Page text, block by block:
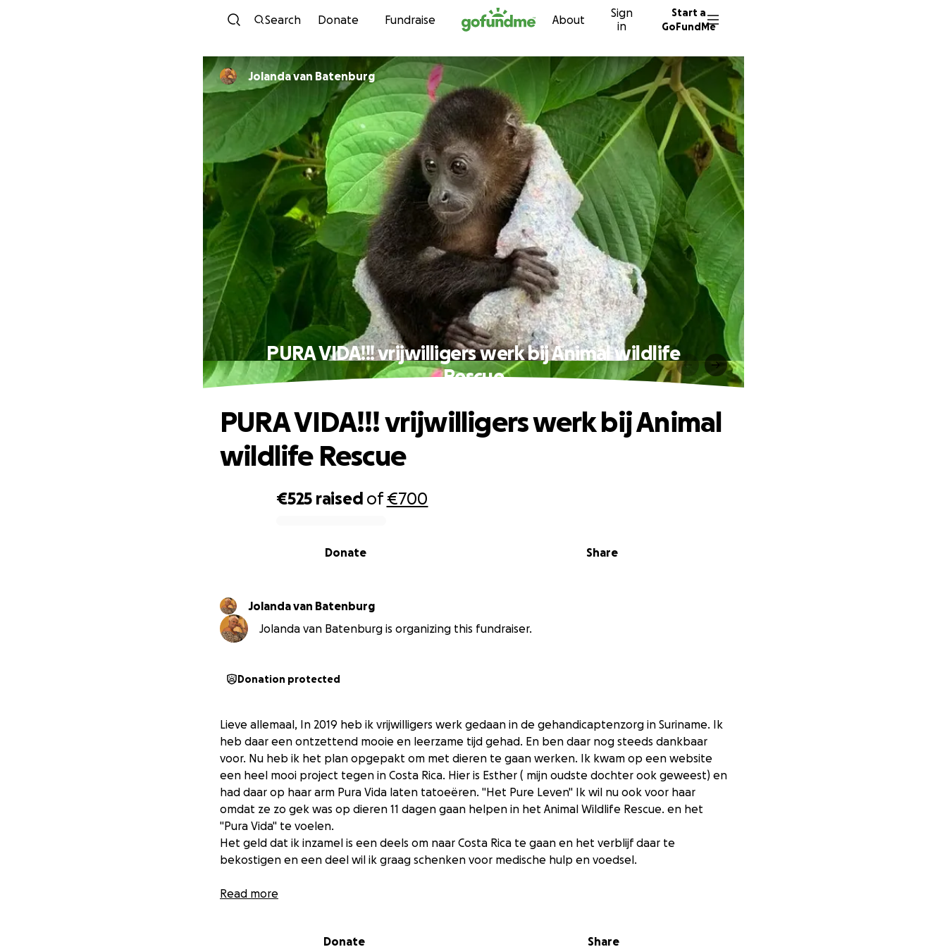
Skip to content
Search Donate Fundraise About
Sign
in
Start a
GoFundMe
Jolanda van Batenburg
PURA VIDA!!! vrijwilligers werk bij Animal wildlife
Rescue
€525 raised of€700
Share
Donate
PURA VIDA!!! vrijwilligers werk bij Animal
wildlife Rescue
Jolanda van Batenburg
Jolanda van Batenburg is organizing this fundraiser.
Donation protected
Lieve allemaal, In 2019 heb ik vrijwilligers werk gedaan in de gehandicaptenzorg in Suriname. Ik
heb daar een ontzettend mooie en leerzame tijd gehad. En ben daar nog steeds dankbaar
voor. Nu heb ik het plan opgepakt om met dieren te gaan werken. Ik kwam op een website
een heel mooi project tegen in Costa Rica. Hier is Esther ( mijn oudste dochter ook geweest) en
had daar op haar arm Pura Vida laten tatoeëren. "Het Pure Leven" Ik wil nu ook voor haar
omdat ze zo gek was op dieren 11 dagen gaan helpen in het Animal Wildlife Rescue. en het
"Pura Vida" te voelen.
Het geld dat ik inzamel is een deels om naar Costa Rica te gaan en het verblijf daar te
bekostigen en een deel wil ik graag schenken voor medische hulp en voedsel.
Liefs Jolanda
Read more
Donate Share